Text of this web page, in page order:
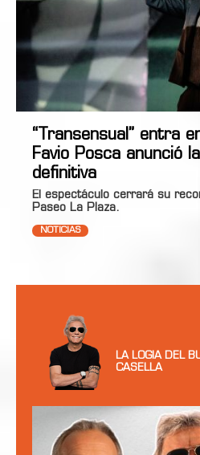
“Transensual” entra
Favio Posca anunció
definitiva
El espectáculo cerrará su
Paseo La Plaza.
NOTICIAS
LA LOGIA DEL
CASELLA